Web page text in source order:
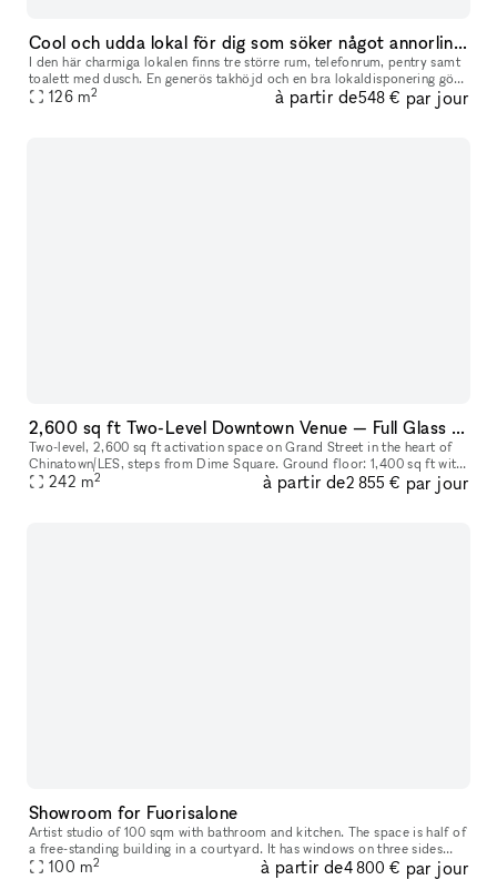
Cool och udda lokal för dig som söker något annorlinda för ditt event
I den här charmiga lokalen finns tre större rum, telefonrum, pentry samt
toalett med dusch. En generös takhöjd och en bra lokaldisponering gör
att lokalen kan passa flera olika typer av event. Drot
126 m2 à partir de548 € par jour
2,600 sq ft Two-Level Downtown Venue — Full Glass Storefront + Lower Level with Own Entrance | Chinatown/LES
Two-level, 2,600 sq ft activation space on Grand Street in the heart of
Chinatown/LES, steps from Dime Square. Ground floor: 1,400 sq ft with
a full glass storefront, 12–14 ft ceilings, and excellent
242 m2 à partir de2 855 € par jour
Showroom for Fuorisalone
Artist studio of 100 sqm with bathroom and kitchen. The space is half of
a free-standing building in a courtyard. It has windows on three sides
and an independent entrance from the courtyard. the c
100 m2 à partir de4 800 € par jour